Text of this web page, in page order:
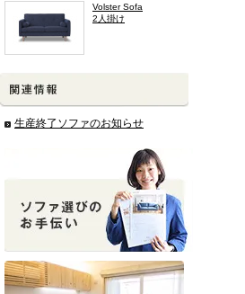
Volster Sofa
2人掛け
生産終了ソファのお知らせ